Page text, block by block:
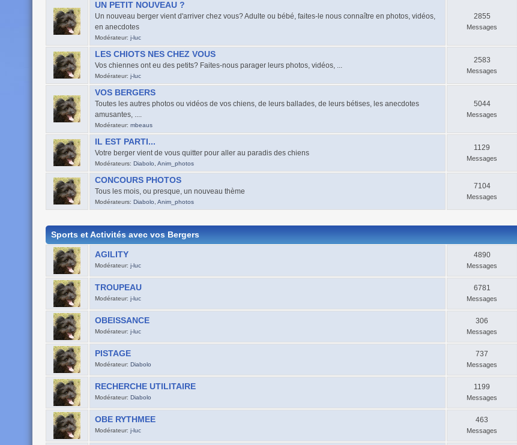
UN PETIT NOUVEAU ?
Un nouveau berger vient d'arriver chez vous? Adulte ou bébé, faites-le nous connaître en photos, vidéos,
en anecdotes
Modérateur:j-luc
2855
Messages
LES CHIOTS NES CHEZ VOUS
Vos chiennes ont eu des petits? Faites-nous parager leurs photos, vidéos, ...
Modérateur:j-luc
2583
Messages
VOS BERGERS
Toutes les autres photos ou vidéos de vos chiens, de leurs ballades, de leurs bétises, les anecdotes
amusantes, ....
Modérateur:mbeaus
5044
Messages
IL EST PARTI...
Votre berger vient de vous quitter pour aller au paradis des chiens
Modérateurs:Diabolo,Anim_photos
1129
Messages
CONCOURS PHOTOS
Tous les mois, ou presque, un nouveau thème
Modérateurs:Diabolo,Anim_photos
7104
Messages
Sports et Activités avec vos Bergers
AGILITY
Modérateur:j-luc
4890
Messages
TROUPEAU
Modérateur:j-luc
6781
Messages
OBEISSANCE
Modérateur:j-luc
306
Messages
PISTAGE
Modérateur:Diabolo
737
Messages
RECHERCHE UTILITAIRE
Modérateur:Diabolo
1199
Messages
OBE RYTHMEE
Modérateur:j-luc
463
Messages